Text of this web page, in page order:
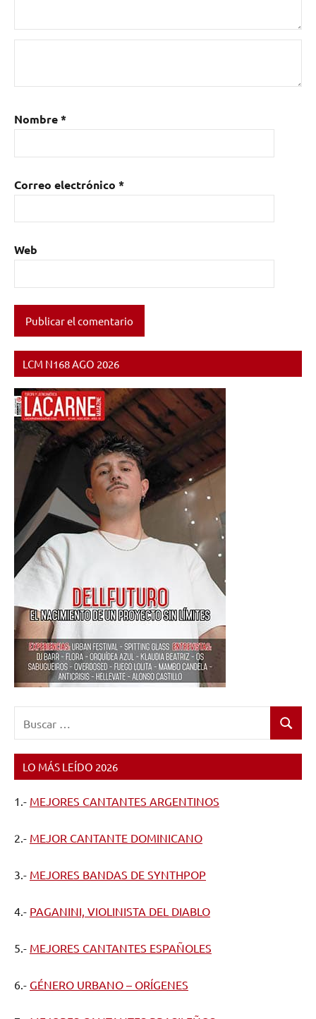
Zoo
Nombre*
Correo electrónico *
Web
LCM N168 AGO 2026
Buscar
LO MÁS LEÍDO 2026
1.- MEJORES CANTANTES ARGENTINOS
2.- MEJOR CANTANTE DOMINICANO
3.- MEJORES BANDAS DE SYNTHPOP
4.- PAGANINI, VIOLINISTA DEL DIABLO
5.- MEJORES CANTANTES ESPAÑOLES
6.- GÉNERO URBANO – ORÍGENES